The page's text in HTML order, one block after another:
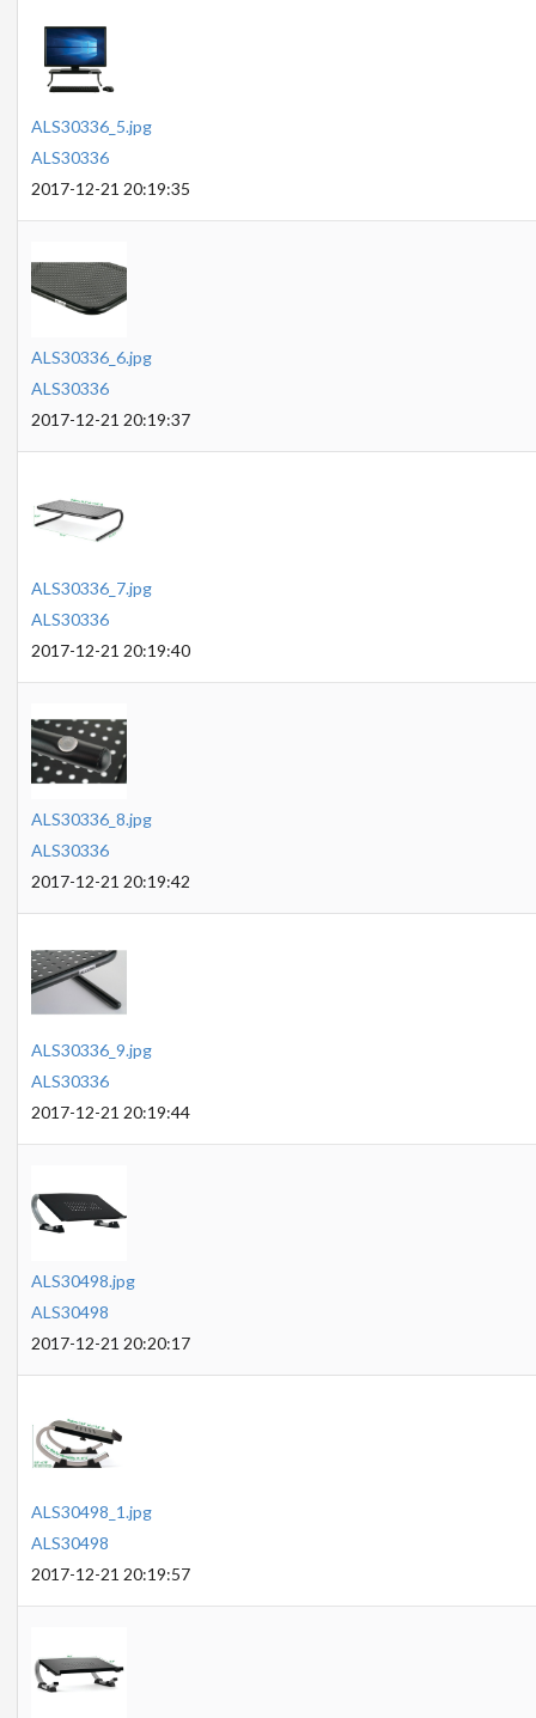
ALS30336_5.jpg
ALS30336
2017-12-21 20:19:35
ALS30336_6.jpg
ALS30336
2017-12-21 20:19:37
ALS30336_7.jpg
ALS30336
2017-12-21 20:19:40
ALS30336_8.jpg
ALS30336
2017-12-21 20:19:42
ALS30336_9.jpg
ALS30336
2017-12-21 20:19:44
ALS30498.jpg
ALS30498
2017-12-21 20:20:17
ALS30498_1.jpg
ALS30498
2017-12-21 20:19:57